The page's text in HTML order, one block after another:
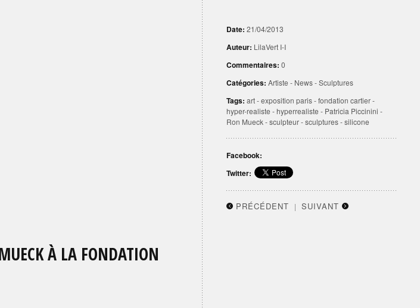
À LA FONDATION
Date: 21/04/2013
Auteur: LilaVert I-I
Commentaires: 0
Catégories: Artiste - News-Sculptures
Tags: art-exposition paris-fondation cartier-
hyper-realiste -hyperrealiste - Patricia Piccinini -
Ron Mueck-sculpteur-sculptures-silicone
Facebook:
Twitter:
PRÉCÉDENT | SUIVANT